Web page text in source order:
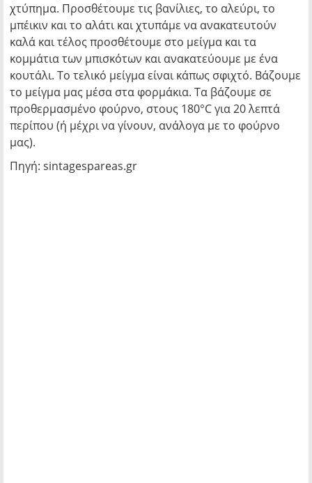
χτύπημα. Προσθέτουμε τις βανίλιες, το αλεύρι, το
μπέικιν και το αλάτι και χτυπάμε να ανακατευτούν
καλά και τέλος προσθέτουμε στο μείγμα και τα
κομμάτια των μπισκότων και ανακατεύουμε με ένα
κουτάλι. Το τελικό μείγμα είναι κάπως σφιχτό. Βάζουμε
το μείγμα μας μέσα στα φορμάκια. Τα βάζουμε σε
προθερμασμένο φούρνο, στους 180°C για 20 λεπτά
περίπου (ή μέχρι να γίνουν, ανάλογα με το φούρνο
μας).
Πηγή: sintagespareas.gr